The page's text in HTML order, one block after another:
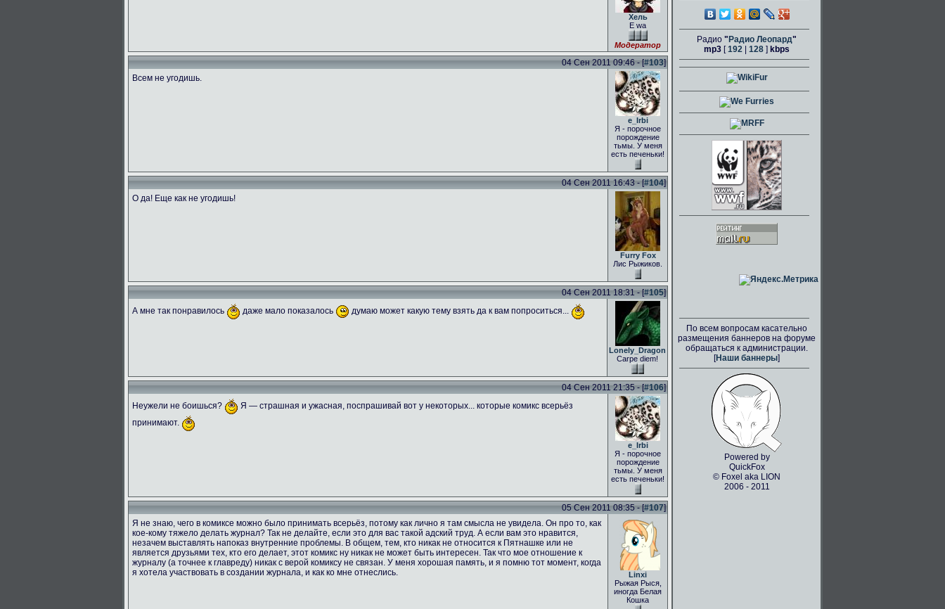
Хель
E wa
Модератор
04 Сен 2011 09:46 - [#103]
Всем не угодишь.
e_Irbi
Я - порочное
порождение
тьмы. У меня
есть печеньки!
04 Сен 2011 16:43 - [#104]
О да! Еще как не угодишь!
Furry Fox
Лис Рыжиков.
04 Сен 2011 18:31 - [#105]
А мне так понравилось
даже мало показалось думаю может какую тему взять да к вам попроситься...
Lonely_Dragon
Carpe diem!
04 Сен 2011 21:35 - [#106]
Неужели не боишься?
Я — страшная и ужасная, поспрашивай вот у некоторых... которые комикс всерьёз
принимают.
e_Irbi
Я - порочное
порождение
тьмы. У меня
есть печеньки!
05 Сен 2011 08:35 - [#107]
Я не знаю, чего в комиксе можно было принимать всерьёз, потому как лично я там смысла не увидела. Он про то, как
кое-кому тяжело делать журнал? Так не делайте, если это для вас такой адский труд. А если вам это нравится,
незачем выставлять напоказ внутренние проблемы. В общем, тем, кто никак не относится к Пятнашке или не
является друзьями тех, кто его делает, этот комикс ну никак не может быть интересен. Так что мое отношение к
журналу (а точнее к главреду) никак с верой комиксу не связан. У меня хорошая память, и я помню тот момент, когда
я хотела участвовать в создании журнала, и как ко мне отнеслись.
Linxi
Рыжая Рыся,
иногда Белая
Кошка
Радио " Радио Леопард"
mp3 [192 128 ] kbps
По всем вопросам касательно
размещения баннеров на форуме
обращаться к администрации.
[Наши баннеры]
Powered by
QuickFox
© Foxel aka LION
2006 - 2011